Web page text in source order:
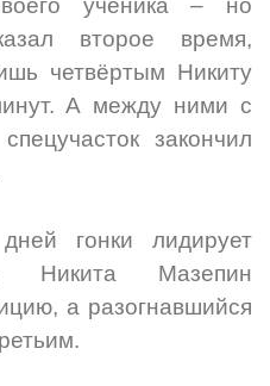
ученика – но
второе время,
четвёртым Никиту
А между ними с
закончил
гонки лидирует
Никита Мазепин
а разогнавшийся